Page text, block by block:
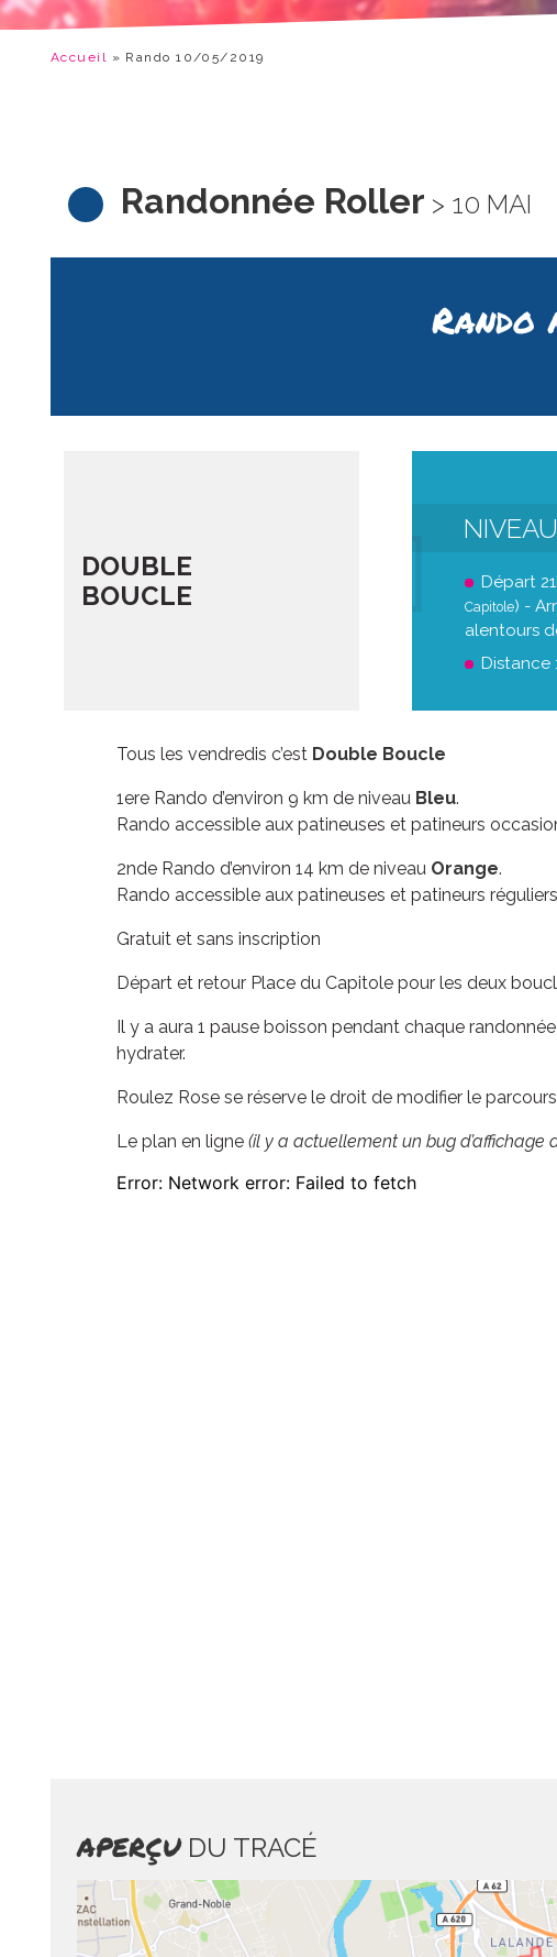
Accueil » Rando 10/05/2019
Randonnée Roller > 10 MAI
Rando
DOUBLE
BOUCLE
Départ
Capitole) -
alentours
Distance
Tous les vendredis c’est Double Boucle
1ere Rando d’environ 9 km de niveau Bleu.
Rando accessible aux patineuses et patineurs
2nde Rando d’environ 14 km de niveau Orange.
Rando accessible aux patineuses et patineurs
Gratuit et sans inscription
Départ et retour Place du Capitole pour les deux
Il y a aura 1 pause boisson pendant chaque
hydrater.
Roulez Rose se réserve le droit de modifier le
Le plan en ligne (il y a actuellement un bug d’affichage
APERÇUDU TRACÉ